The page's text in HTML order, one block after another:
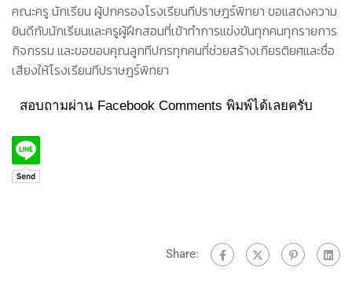
คณะครู นักเรียน ผู้ปกครองโรงเรียนทีปราษฎร์พิทยา ขอแสดงความ
ยินดีกับนักเรียนและครูผู้ฝึกสอนที่เข้าทำการแข่งขันทุกคนทุกรายการ
กิจกรรม และขอขอบคุณลูกทีปกรทุกคนที่ช่วยสร้างเกียรติยศและชื่อ
เสียงให้โรงเรียนทีปราษฎร์พิทยา
สอบถามผ่าน Facebook Comments พิมพ์ได้เลยครับ
Share: